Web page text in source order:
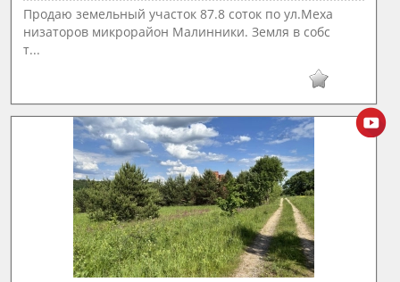
Продаю земельный участок 87.8 соток по ул.Меха
низаторов микрорайон Малинники. Земля в собс
т...